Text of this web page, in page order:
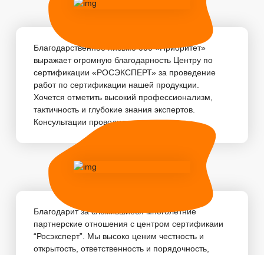
Благодарственное письмо 000 «Приоритет»
выражает огромную благодарность Центру по
сертификации «РОСЭКСПЕРТ» за проведение
работ по сертификации нашей продукции.
Хочется отметить высокий профессионализм,
тактичность и глубокие знания экспертов.
Консультации проводились...
Благодарит за сложившиеся многолетние
партнерские отношения с центром сертификаии
“Росэксперт”. Мы высоко ценим честность и
открытость, ответственность и порядочность,